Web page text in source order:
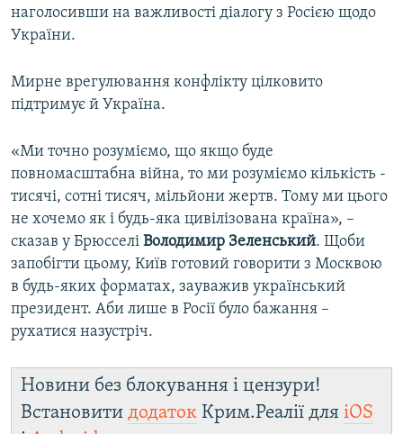
наголосивши на важливості діалогу з Росією щодо
України.
Мирне врегулювання конфлікту цілковито
підтримує й Україна.
«Ми точно розуміємо, що якщо буде
повномасштабна війна, то ми розуміємо кількість -
тисячі, сотні тисяч, мільйони жертв. Тому ми цього
не хочемо як і будь-яка цивілізована країна», –
сказав у Брюсселі Володимир Зеленський. Щоби
запобігти цьому, Київ готовий говорити з Москвою
в будь-яких форматах, зауважив український
президент. Аби лише в Росії було бажання –
рухатися назустріч.
Новини без блокування і цензури!
Встановити додаток Крим.Реалії для iOS